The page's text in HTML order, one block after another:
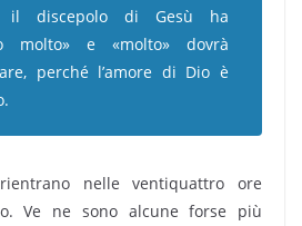
il discepolo di Gesù ha
molto» e «molto» dovrà
perché l’amore di Dio è
nelle ventiquattro ore
Ve ne sono alcune forse più